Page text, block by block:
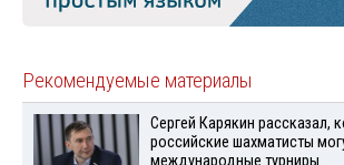
Рекомендуемые материалы
Сергей Карякин рассказал,
российские шахматисты
международные турниры